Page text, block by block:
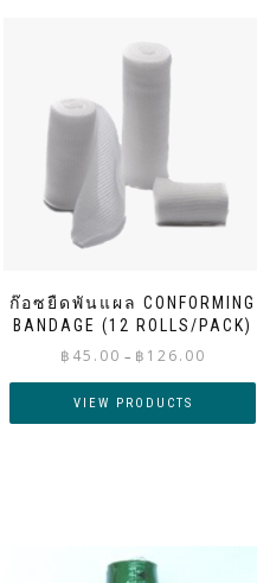
ก๊อซยืดพันแผล CONFORMING
BANDAGE (12 ROLLS/PACK)
฿ 45.00 – ฿ 126.00
through
VIEW PRODUCTS